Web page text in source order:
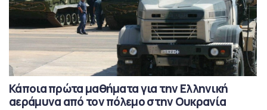
Κάποια πρώτα μαθήματα για την Ελληνική
αεράμυνα από τον πόλεμο στην Ουκρανία